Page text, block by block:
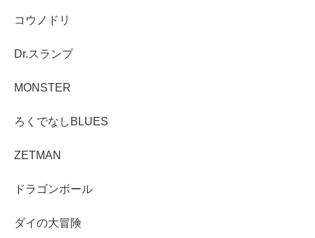
コウノドリ
Dr.スランプ
MONSTER
ろくでなしBLUES
ZETMAN
ドラゴンボール
ダイの大冒険